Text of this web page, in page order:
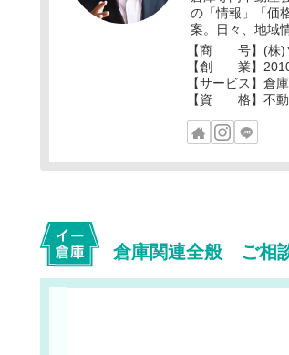
の「情報」「価
案。日々、地域
【商 号】(株)
【創 業】
【サービス】倉
【資 格】不動
倉庫関連全般 ご相